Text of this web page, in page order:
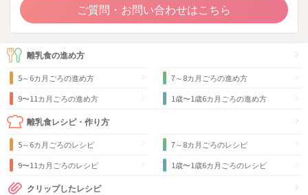
ご質問・お問い合わせはこちら
離乳食の進め方
5～6カ月ごろの進め方
7～8カ月ごろの進め方
9〜11カ月ごろの進め方
1歳〜1歳6カ月ごろの進め方
離乳食レシピ・作り方
5～6カ月ごろのレシピ
7～8カ月ごろのレシピ
9〜11カ月ごろのレシピ
1歳〜1歳6カ月ごろのレシピ
クリップしたレシピ